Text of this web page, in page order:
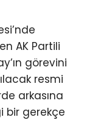
AK Partili
görevini
resmi
arkasına
bir gerekçe